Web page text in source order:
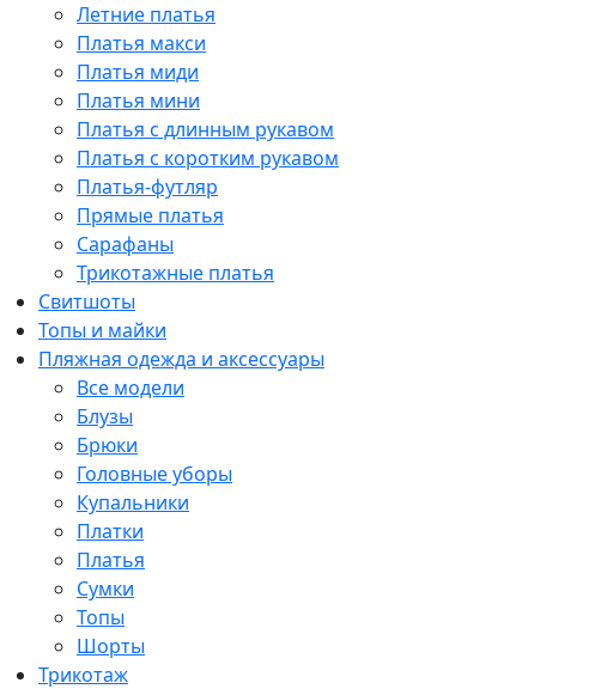
Летние платья
Платья макси
Платья миди
Платья мини
Платья с длинным рукавом
Платья с коротким рукавом
Платья-футляр
Прямые платья
Сарафаны
Трикотажные платья
Свитшоты
Топы и майки
Пляжная одежда и аксессуары
Все модели
Блузы
Брюки
Головные уборы
Купальники
Платки
Платья
Сумки
Топы
Шорты
Трикотаж